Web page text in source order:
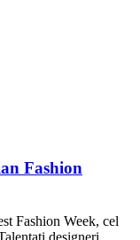
Fashion
Fashion Week, cel